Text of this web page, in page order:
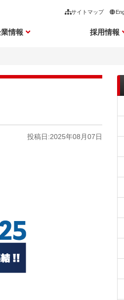
サイトマップ
情報 採用情報
投稿日:2025年08月07日